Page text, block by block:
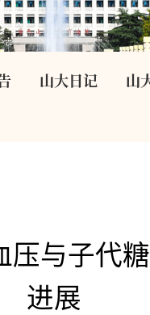
山大日记 山
压与子代
进展